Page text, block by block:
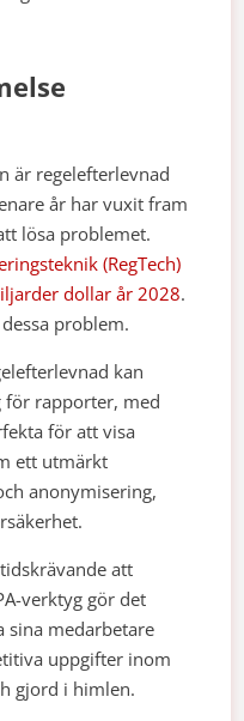
är regelefterlevnad
år har vuxit fram
lösa problemet.
(RegTech)
dollar år 2028.
problem.
kan
för rapporter, med
för att visa
ett utmärkt
anonymisering,
att
verktyg gör det
sina medarbetare
uppgifter inom
gjord i himlen.